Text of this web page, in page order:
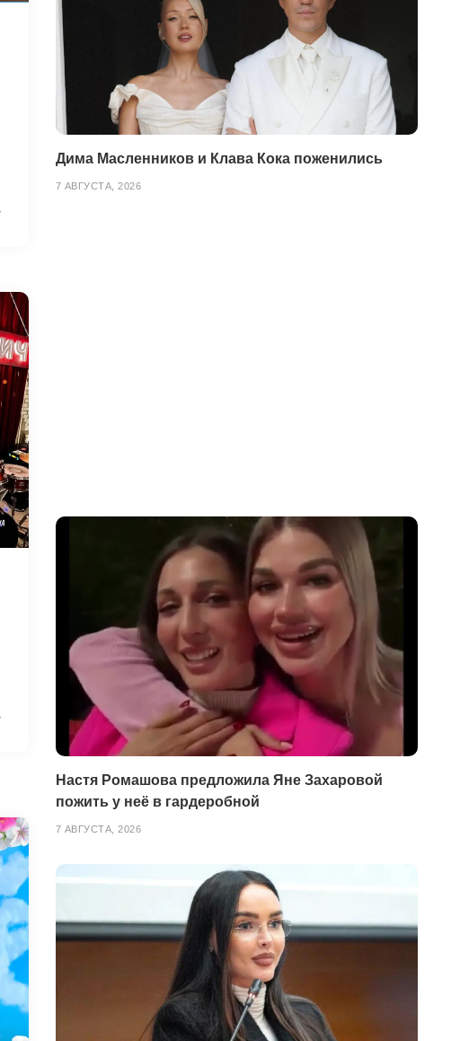
Дима Масленников и Клава Кока поженились
7 АВГУСТА, 2026
Настя Ромашова предложила Яне Захаровой
пожить у неё в гардеробной
7 АВГУСТА, 2026